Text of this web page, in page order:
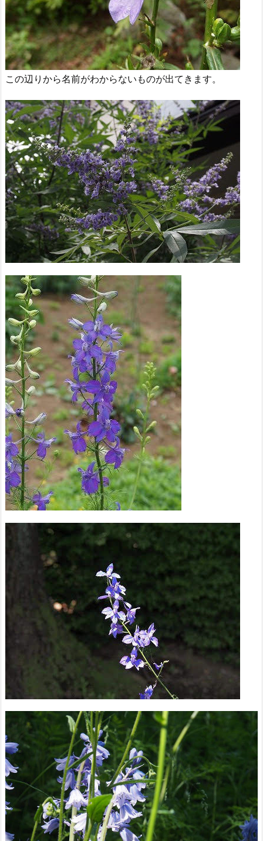
この辺りから名前がわからないものが出てきます。